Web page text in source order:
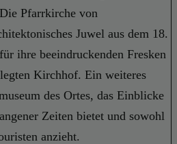
Pfarrkirche von
Juwel aus dem 18.
ihre beeindruckenden Fresken
Kirchhof. Ein weiteres
des Ortes, das Einblicke
Zeiten bietet und sowohl
anzieht.